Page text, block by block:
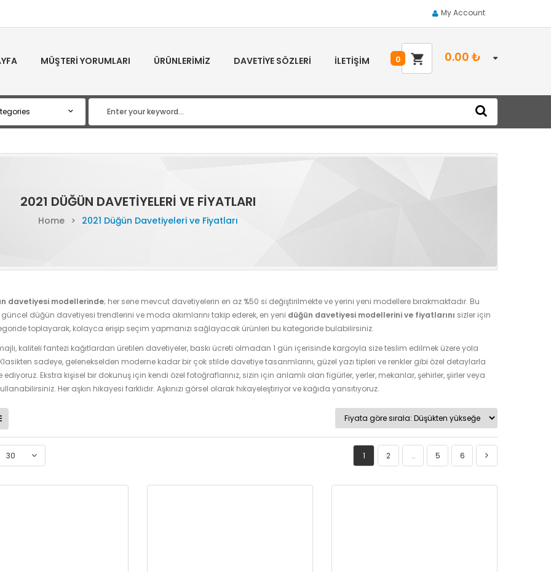
My Account
MÜŞTERI YORUMLARI ÜRÜNLERIMIZ DAVETIYE SÖZLERI İLETIŞIM 0.00 ₺
0
2021 DÜĞÜN DAVETIYELERI VE FIYATLARI
Home > 2021 Düğün Davetiyeleri ve Fiyatları
davetiyesi modellerinde; her sene mevcut davetiyelerin en az %50 si değiştirilmekte ve yerini yeni modellere bırakmaktadır. Bu
düğün davetiyesi trendlerini ve moda akımlarını takip ederek, en yeni düğün davetiyesi modellerini ve fiyatlarını sizler için
toplayarak, kolayca erişip seçim yapmanızı sağlayacak ürünleri bu kategoride bulabilirsiniz.
kaliteli fantezi kağıtlardan üretilen davetiyeler, baskı ücreti olmadan 1 gün içerisinde kargoyla size teslim edilmek üzere yola
Klasikten sadeye, gelenekselden moderne kadar bir çok stilde davetiye tasarımlarını, güzel yazı tipleri ve renkler gibi özel detaylarla
ediyoruz. Ekstra kişisel bir dokunuş için kendi özel fotoğraflarınız, sizin için anlamlı olan figürler, yerler, mekanlar, şehirler, şiirler veya
Her aşkın hikayesi farklıdır. Aşkınızı görsel olarak hikayeleştiriyor ve kağıda yansıtıyoruz.
30 1 2 … 5 6